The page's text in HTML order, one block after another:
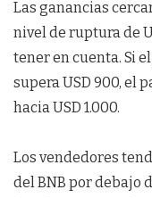
Las ganancias
nivel de ruptura de
tener en cuenta. Si
supera USD 900, el
hacia USD 1.000.
Los vendedores
del BNB por debajo